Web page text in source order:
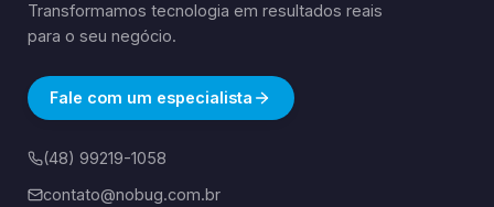
Transformamos tecnologia em resultados reais
para o seu negócio.
Fale com um especialista
(48) 99219-1058
contato@nobug.com.br